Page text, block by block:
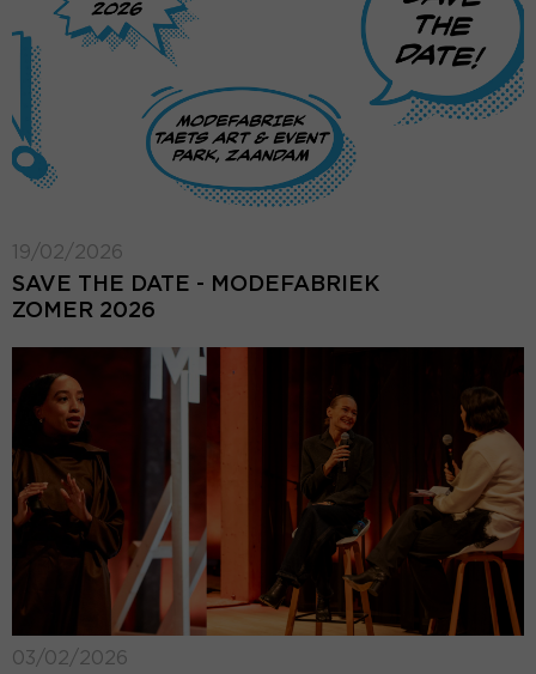
19/02/2026
SAVE THE DATE - MODEFABRIEK
ZOMER 2026
03/02/2026